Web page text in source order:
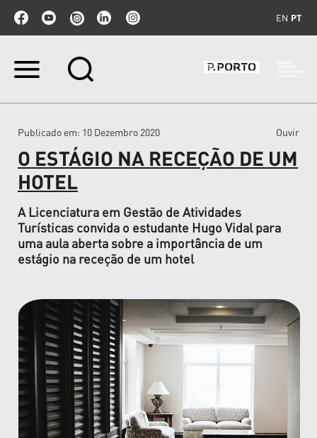
EN PT
Ir
Ir
navegação
Publicado em: 10 Dezembro 2020 Ouvir
O ESTÁGIO NA RECEÇÃO DE UM
HOTEL
A Licenciatura em Gestão de Atividades
Turísticas convida o estudante Hugo Vidal para
uma aula aberta sobre a importância de um
estágio na receção de um hotel